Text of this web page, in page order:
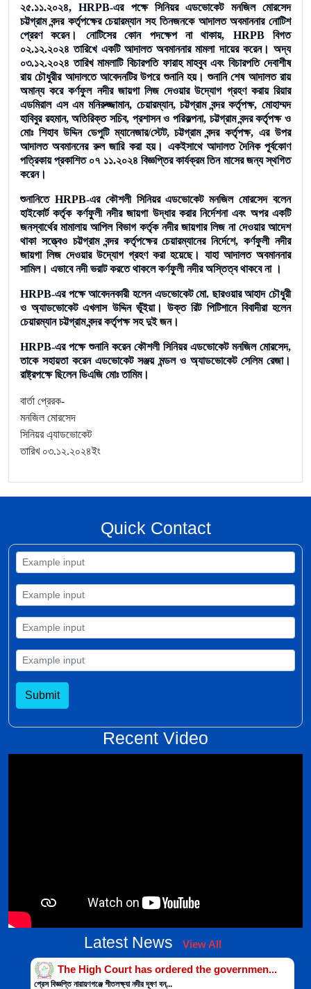
২৫.১১.২০২৪, HRPB-এর পক্ষে সিনিয়র এডভোকেট মনজিল মোরসেদ
চট্টগ্রাম বন্দর কর্তৃপক্ষের চেয়ারম্যান সহ তিনজনকে আদালত অবমাননার নোটিশ
প্রেরণ করেন। নোটিসের কোন পদক্ষেপ না থাকায়, HRPB বিগত
০২.১২.২০২৪ তারিখে একটি আদালত অবমাননার মামলা দায়ের করেন। অদ্য
০৩.১২.২০২৪ তারিখ মামলাটি বিচারপতি ফারাহ মাহবুব এবং বিচারপতি দেবাশীষ
রায় চৌধুরীর আদালতে আবেদনটির উপরে শুনানি হয়। শুনানি শেষ আদালত রায়
অমান্য করে কর্ণফুল নদীর জায়গা লিজ দেওয়ার উদ্যোগ গ্রহণ করায় রিয়ার
এডমিরাল এস এম মনিরুজ্জামান, চেয়ারম্যান, চট্টগ্রাম বন্দর কর্তৃপক্ষ, মোহাম্মদ
হাবিবুর রহমান, অতিরিক্ত সচিব, প্রশাসন ও পরিকল্পনা, চট্টগ্রাম বন্দর কর্তৃপক্ষ ও
মোঃ শিহাব উদ্দিন ডেপুটি ম্যানেজার/স্টেট, চট্টগ্রাম বন্দর কর্তৃপক্ষ, এর উপর
আদালত অবমাননের রুল জারি করা হয়। একইসাথে আদালত দৈনিক পূর্বকোণ
পত্রিকায় প্রকাশিত ০৭ ১১.২০২৪ বিজ্ঞপ্তির কার্যক্রম তিন মাসের জন্য স্থগিত
করেন।
শুনানিতে HRPB-এর কৌশলী সিনিয়র এডভোকেট মনজিল মোরসেদ বলেন
হাইকোর্ট কর্তৃক কর্ণফুলী নদীর জায়গা উদ্ধার করার নির্দেশনা এবং অপর একটি
জনস্বার্থের মামালায় আপিল বিভাগ কর্তৃক নদীর জায়গার লিজ না দেওয়ার আদেশ
থাকা সত্ত্বেও চট্টগ্রাম বন্দর কর্তৃপক্ষের চেয়ারম্যানের নির্দেশে, কর্ণফুলী নদীর
জায়গা লিজ দেওয়ার উদ্যোগ গ্রহণ করা হয়েছে। যাহা আদালত অবমাননার
সামিল। এভাবে নদী ভরাট করতে থাকলে কর্ণফুলী নদীর অস্তিত্ব থাকবে না ।
HRPB-এর পক্ষে আবেদনকারী হলেন এডভোকেট মো. ছারওয়ার আহাদ চৌধুরী
ও অ্যাডভোকেট এখলাস উদ্দিন ভূঁইয়া। উক্ত রিট পিটিশানে বিবাদীরা হলেন
চেয়ারম্যান চট্টগ্রাম বন্দর কর্তৃপক্ষ সহ দুই জন।
HRPB-এর পক্ষে শুনানি করেন কৌশলী সিনিয়র এডভোকেট মনজিল মোরসেদ,
তাকে সহায়তা করেন এডভোকেট সঞ্জয় মন্ডল ও অ্যাডভোকেট সেলিম রেজা।
রাষ্ট্রপক্ষে ছিলেন ডিএজি মোঃ তামিম।
বার্তা প্রেরক-
মনজিল মোরসেদ
সিনিয়র এ্যাডভোকেট
তারিখ ০৩.১২.২০২৪ইং
Quick Contact
Submit
Recent Video
Latest News View All
The High Court has ordered the governmen...
প্রেস বিজ্ঞপ্তি নারায়ণগঞ্জে শীতলক্ষ্যা নদীর দূষণ বন্...